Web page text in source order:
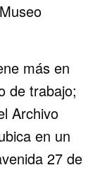
más en
de trabajo;
Archivo
en un
27 de